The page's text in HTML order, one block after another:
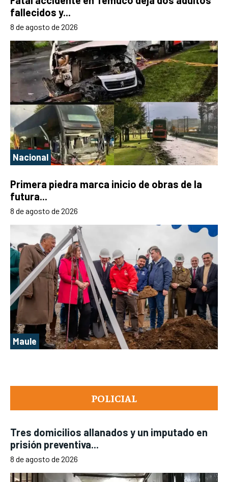
POLICIAL
Tres domicilios allanados y un imputado en
prisión preventiva...
8 de agosto de 2026
fallecidos y...
8 de agosto de 2026
Nacional
Primera piedra marca inicio de obras de la
futura...
8 de agosto de 2026
Maule